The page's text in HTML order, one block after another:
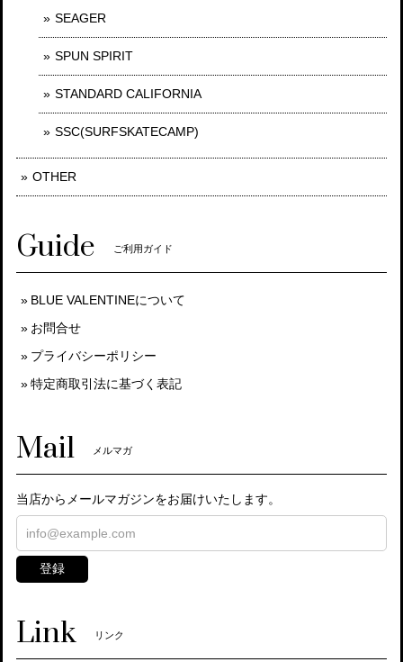
SEAGER
SPUN SPIRIT
STANDARD CALIFORNIA
SSC(SURFSKATECAMP)
OTHER
Guide ご利用ガイド
BLUE VALENTINEについて
お問合せ
プライバシーポリシー
特定商取引法に基づく表記
Mail メルマガ
当店からメールマガジンをお届けいたします。
登録
Link リンク